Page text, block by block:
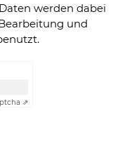
werden dabei
und
⇗